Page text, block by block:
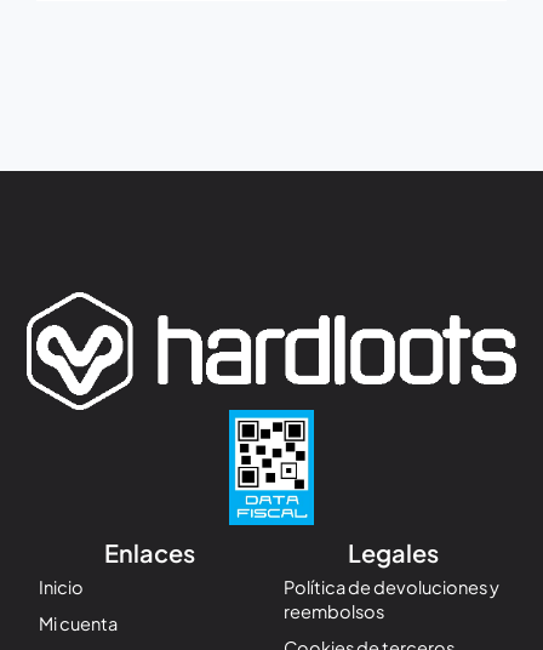
Enlaces
Inicio
Mi cuenta
Legales
Política de devoluciones y
reembolsos